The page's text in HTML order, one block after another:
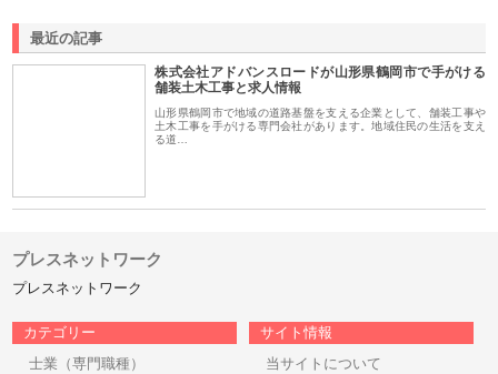
最近の記事
株式会社アドバンスロードが山形県鶴岡市で手がける
舗装土木工事と求人情報
山形県鶴岡市で地域の道路基盤を支える企業として、舗装工事や
土木工事を手がける専門会社があります。地域住民の生活を支え
る道…
プレスネットワーク
プレスネットワーク
カテゴリー
士業（専門職種）
サイト情報
当サイトについて